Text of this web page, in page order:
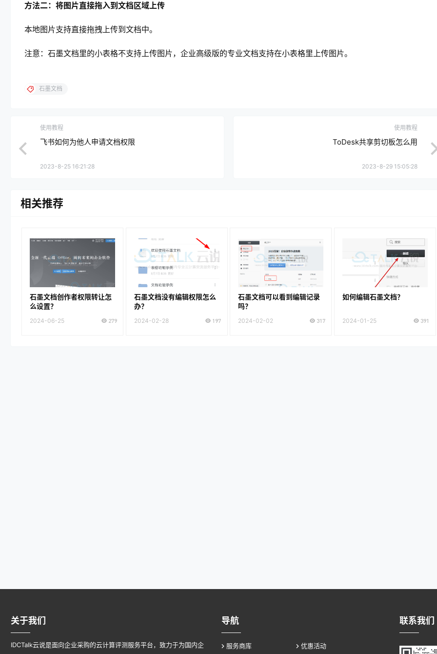
方法二：将图片直接拖入到文档区域上传
本地图片支持直接拖拽上传到文档中。
注意：石墨文档里的小表格不支持上传图片，企业高级版的专业文档支持在小表格里上传图片。
石墨文档
使用教程
飞书如何为他人申请文档权限
2023-8-25 16:21:28
使用教程
ToDesk共享剪切板怎么用
2023-8-29 15:05:28
相关推荐
石墨文档创作者权限转让怎
么设置？
2024-06-25 279
石墨文档没有编辑权限怎么
办？
2024-02-28 197
石墨文档可以看到编辑记录
吗？
2024-02-02 317
如何编辑石墨文档？
2024-01-25 391
关于我们
IDCTalk云说是面向企业采购的云计算评测服务平台，致力于为国内企
导航
服务商库 优惠活动
联系我们